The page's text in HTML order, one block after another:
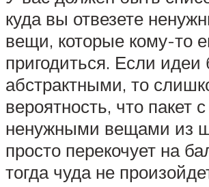
куда вы отвезете
вещи, которые кому-то
пригодиться. Если идеи
абстрактными, то
вероятность, что пакет с
ненужными вещами из
просто перекочует на
тогда чуда не